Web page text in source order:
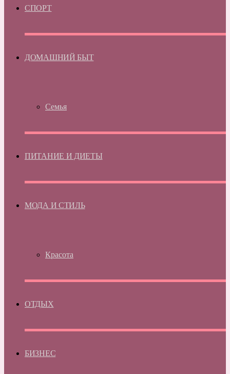
СПОРТ
ДОМАШНИЙ БЫТ
Семья
ПИТАНИЕ И ДИЕТЫ
МОДА И СТИЛЬ
Красота
ОТДЫХ
БИЗНЕС